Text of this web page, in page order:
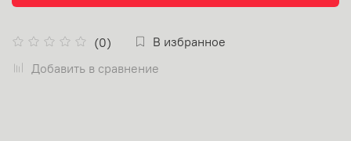
(0)
В избранное
Добавить в сравнение